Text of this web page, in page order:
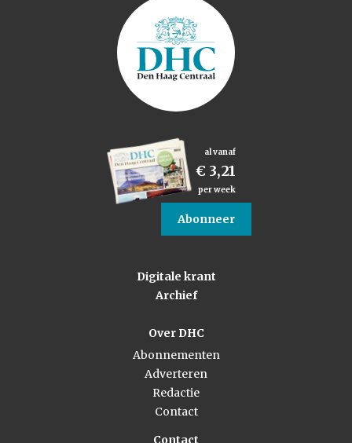
al vanaf
€ 3,21
per week
Abonneer
Digitale krant
Archief
Over DHC
Abonnementen
Adverteren
Redactie
Contact
Contact